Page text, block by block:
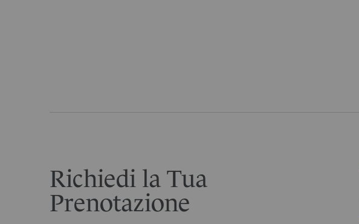
Richiedi la Tua
Prenotazione